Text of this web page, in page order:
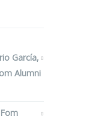
García,
Alumni